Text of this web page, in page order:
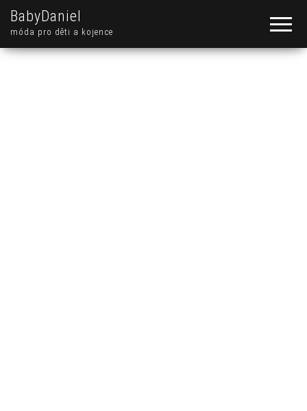
BabyDaniel
móda pro děti a kojence